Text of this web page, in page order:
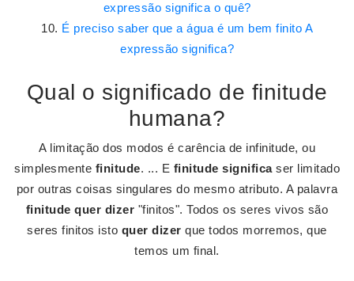
expressão significa o quê?
É preciso saber que a água é um bem finito A
expressão significa?
Qual o significado de finitude
humana?
A limitação dos modos é carência de infinitude, ou
simplesmente finitude. ... E finitude significaser limitado
por outras coisas singulares do mesmo atributo. A palavra
finitude quer dizer "finitos". Todos os seres vivos são
seres finitos isto quer dizer que todos morremos, que
temos um final.